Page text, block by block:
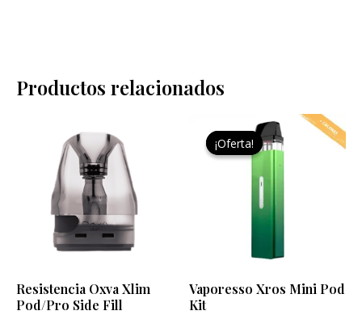
Productos relacionados
Resistencia Oxva Xlim
Pod/Pro Side Fill
producto
pueden
¡Oferta!
¡Oferta!
Vaporesso Xros Mini Pod
Kit
Este
Rango
de
precios:
desde